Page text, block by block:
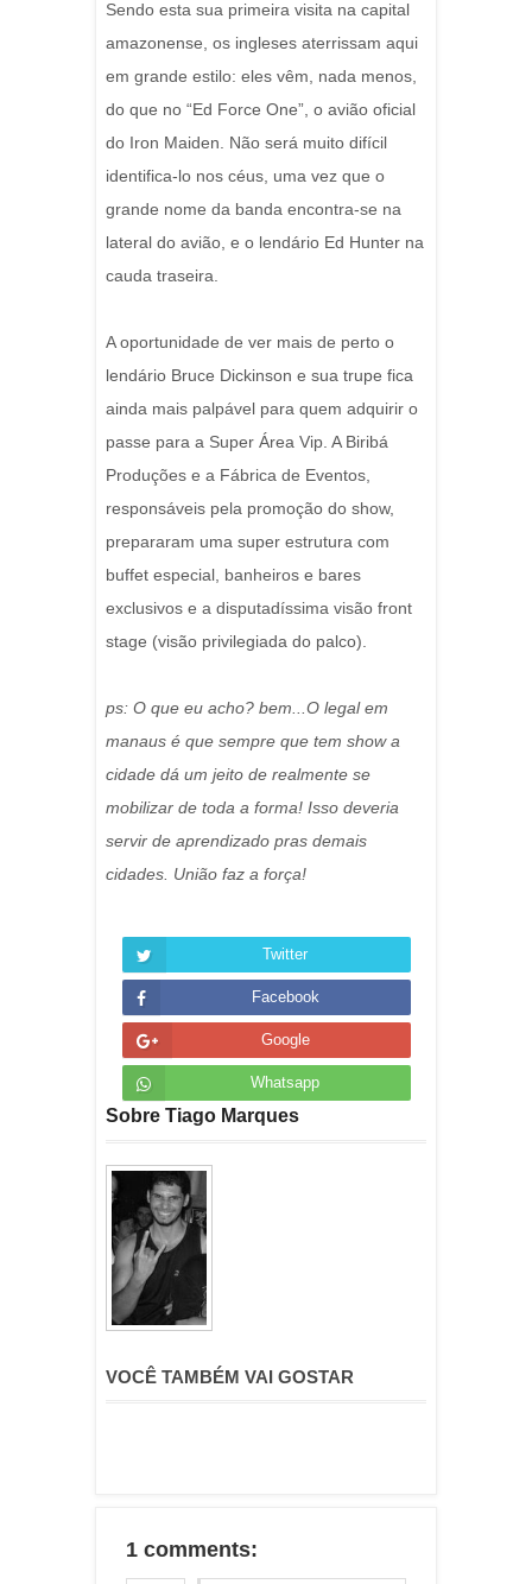
Sendo esta sua primeira visita na capital
amazonense, os ingleses aterrissam aqui
em grande estilo: eles vêm, nada menos,
do que no “Ed Force One”, o avião oficial
do Iron Maiden. Não será muito difícil
identifica-lo nos céus, uma vez que o
grande nome da banda encontra-se na
lateral do avião, e o lendário Ed Hunter na
cauda traseira.
A oportunidade de ver mais de perto o
lendário Bruce Dickinson e sua trupe fica
ainda mais palpável para quem adquirir o
passe para a Super Área Vip. A Biribá
Produções e a Fábrica de Eventos,
responsáveis pela promoção do show,
prepararam uma super estrutura com
buffet especial, banheiros e bares
exclusivos e a disputadíssima visão front
stage (visão privilegiada do palco).
ps: O que eu acho? bem...O legal em
manaus é que sempre que tem show a
cidade dá um jeito de realmente se
mobilizar de toda a forma! Isso deveria
servir de aprendizado pras demais
cidades. União faz a força!
Twitter
Facebook
Google
Whatsapp
Sobre Tiago Marques
VOCÊ TAMBÉM VAI GOSTAR
1 comments: